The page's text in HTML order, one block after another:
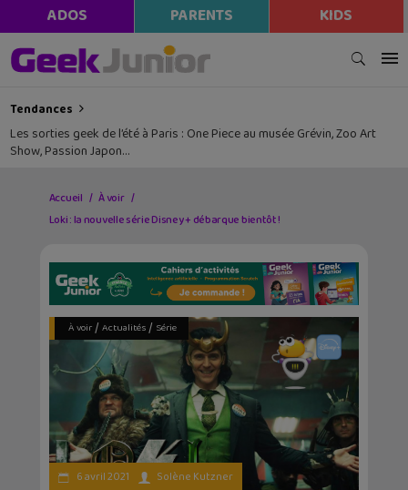
ADOS PARENTS KIDS
Tendances
Les sorties geek de l’été à Paris : One Piece au musée Grévin, Zoo Art
Show, Passion Japon…
Accueil
À voir
Loki : la nouvelle série Disney + débarque bientôt !
À voir/ Actualités/ Série
6 avril 2021 Solène Kutzner